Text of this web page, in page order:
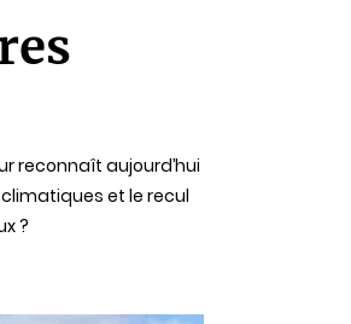
reconnaît aujourd’hui
et le recul
?